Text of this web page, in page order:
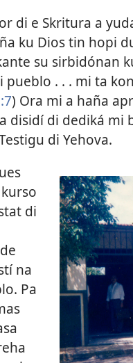
di e Skritura a
ku Dios tin hopi
su sirbidónan
pueblo . . . mi ta
) Ora mi a haña
disidí di dediká mi
di Yehova.
di
na
Pa